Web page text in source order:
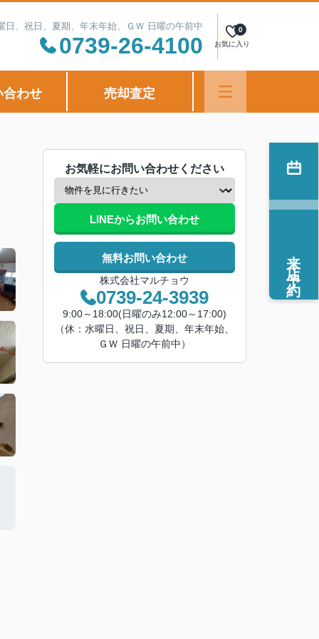
、祝日、夏期、年末年始、ＧＷ 日曜の午前中
0739-26-4100 お気に入り
0
合わせ 売却査定
お気軽にお問い合わせください
LINEからお問い合わせ
無料お問い合わせ
株式会社マルチョウ
0739-24-3939
9:00～18:00(日曜のみ12:00～17:00)
（休：水曜日、祝日、夏期、年末年始、
ＧＷ 日曜の午前中）
来店予約